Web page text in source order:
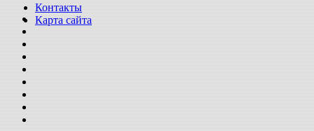
Контакты
Карта сайта